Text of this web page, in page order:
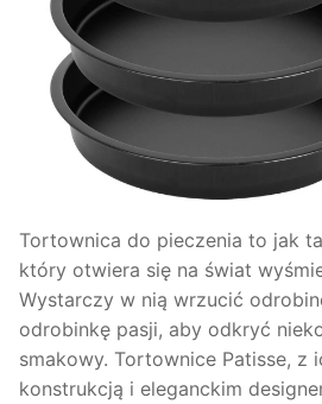
Tortownica do pieczenia to jak
który otwiera się na świat
Wystarczy w nią wrzucić
odrobinkę pasji, aby odkryć
smakowy. Tortownice Patisse, z
konstrukcją i eleganckim